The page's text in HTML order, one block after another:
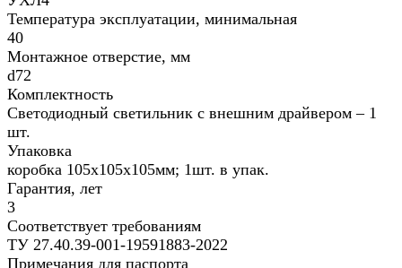
Температура эксплуатации, минимальная
40
Монтажное отверстие, мм
d72
Комплектность
Светодиодный светильник с внешним драйвером – 1
шт.
Упаковка
коробка 105х105х105мм; 1шт. в упак.
Гарантия, лет
3
Соответствует требованиям
ТУ 27.40.39-001-19591883-2022
Примечания для паспорта